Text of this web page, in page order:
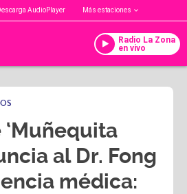
AudioPlayer Más estaciones
Radio La Zona
en vivo
al Dr. Fong
médica: